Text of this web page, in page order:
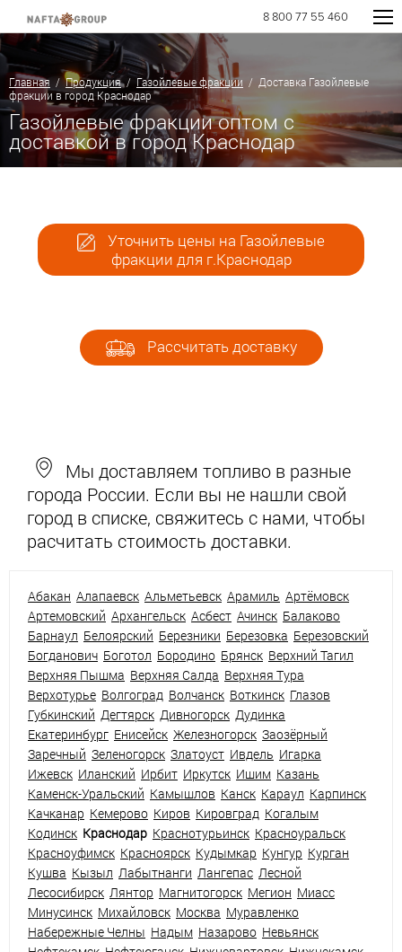
8 800 77 55 460
Главная /Продукция/ Газойлевые фракции / Доставка Газойлевые
фракции в город Краснодар
Газойлевые фракции оптом с
доставкой в город Краснодар
Уточнить цены на Газойлевые
фракции для г.Краснодар
Рассчитать доставку
Мы доставляем топливо в разные
города России. Если вы не нашли свой
город в списке, свяжитесь с нами, чтобы
расчитать стоимость доставки.
Абакан Алапаевск Альметьевск Арамиль Артёмовск
Артемовский Архангельск Асбест Ачинск Балаково
Барнаул Белоярский Березники Березовка Березовский
Богданович Боготол Бородино Брянск Верхний Тагил
Верхняя Пышма Верхняя Салда Верхняя Тура
Верхотурье Волгоград Волчанск Воткинск Глазов
Губкинский Дегтярск Дивногорск Дудинка
Екатеринбург Енисейск Железногорск Заозёрный
Заречный Зеленогорск Златоуст Ивдель Игарка
Ижевск Иланский Ирбит Иркутск Ишим Казань
Каменск-Уральский Камышлов Канск Караул Карпинск
Качканар Кемерово Киров Кировград Когалым
Кодинск Краснодар Краснотурьинск Красноуральск
Красноуфимск Красноярск Кудымкар Кунгур Курган
Кушва Кызыл Лабытнанги Лангепас Лесной
Лесосибирск Лянтор Магнитогорск Мегион Миасс
Минусинск Михайловск Москва Муравленко
Набережные Челны Надым Назарово Невьянск